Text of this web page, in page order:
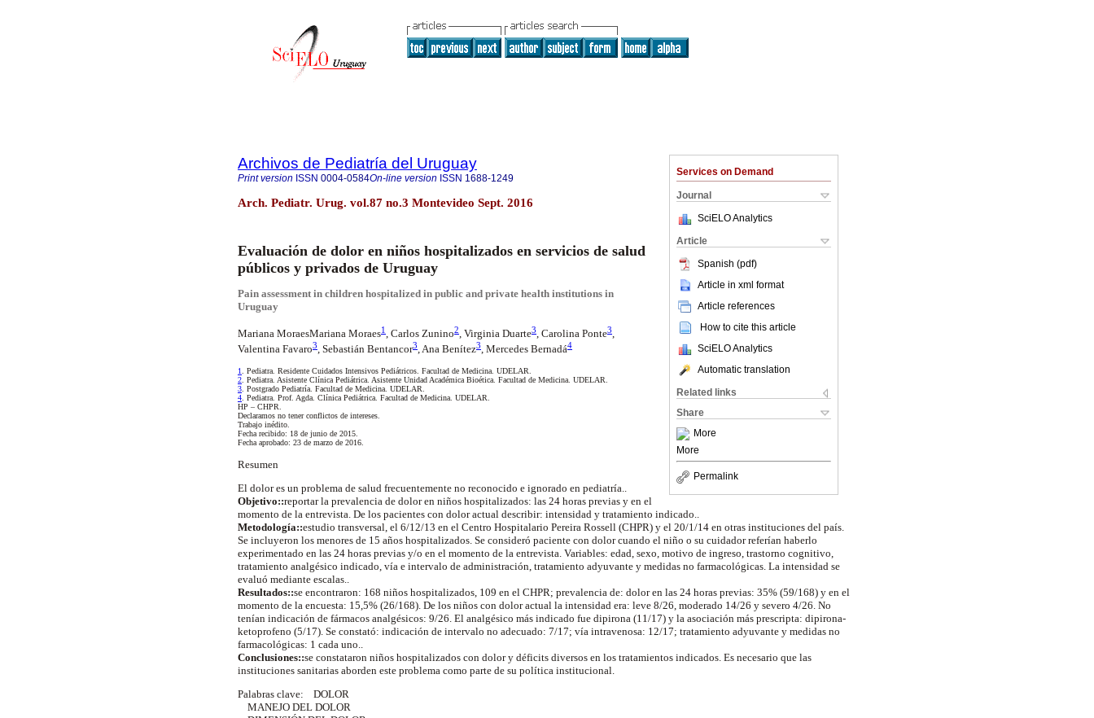
Services on Demand
Journal
SciELO Analytics
Article
Spanish (pdf)
Article in xml format
Article references
How to cite this article
SciELO Analytics
Automatic translation
Related links
Share
More
More
Permalink
Archivos de Pediatría del Uruguay
Print version ISSN 0004-0584On-line version ISSN 1688-1249
Arch. Pediatr. Urug. vol.87 no.3 Montevideo Sept. 2016
Evaluación de dolor en niños hospitalizados en servicios de salud
públicos y privados de Uruguay
Pain assessment in children hospitalized in public and private health institutions in
Uruguay
Mariana MoraesMariana Moraes1 , Carlos Zunino2 , Virginia Duarte3 , Carolina Ponte3
Valentina Favaro3, Sebastián Bentancor3, Ana Benítez3, Mercedes Bernadá4
1. Pediatra. Residente Cuidados Intensivos Pediátricos. Facultad de Medicina. UDELAR.
2. Pediatra. Asistente Clínica Pediátrica. Asistente Unidad Académica Bioética. Facultad de Medicina. UDELAR.
3. Postgrado Pediatría. Facultad de Medicina. UDELAR.
4. Pediatra. Prof. Agda. Clínica Pediátrica. Facultad de Medicina. UDELAR.
HP – CHPR.
Declaramos no tener conflictos de intereses.
Trabajo inédito.
Fecha recibido: 18 de junio de 2015.
Fecha aprobado: 23 de marzo de 2016.
Resumen
El dolor es un problema de salud frecuentemente no reconocido e ignorado en pediatría..
Objetivo::reportar la prevalencia de dolor en niños hospitalizados: las 24 horas previas y en el
momento de la entrevista. De los pacientes con dolor actual describir: intensidad y tratamiento indicado..
Metodología::estudio transversal, el 6/12/13 en el Centro Hospitalario Pereira Rossell (CHPR) y el 20/1/14 en otras instituciones del país.
Se incluyeron los menores de 15 años hospitalizados. Se consideró paciente con dolor cuando el niño o su cuidador referían haberlo
experimentado en las 24 horas previas y/o en el momento de la entrevista. Variables: edad, sexo, motivo de ingreso, trastorno cognitivo,
tratamiento analgésico indicado, vía e intervalo de administración, tratamiento adyuvante y medidas no farmacológicas. La intensidad se
evaluó mediante escalas..
Resultados::se encontraron: 168 niños hospitalizados, 109 en el CHPR; prevalencia de: dolor en las 24 horas previas: 35% (59/168) y en el
momento de la encuesta: 15,5% (26/168). De los niños con dolor actual la intensidad era: leve 8/26, moderado 14/26 y severo 4/26. No
tenían indicación de fármacos analgésicos: 9/26. El analgésico más indicado fue dipirona (11/17) y la asociación más prescripta: dipirona-
ketoprofeno (5/17). Se constató: indicación de intervalo no adecuado: 7/17; vía intravenosa: 12/17; tratamiento adyuvante y medidas no
farmacológicas: 1 cada uno..
Conclusiones::se constataron niños hospitalizados con dolor y déficits diversos en los tratamientos indicados. Es necesario que las
instituciones sanitarias aborden este problema como parte de su política institucional.
Palabras clave: DOLOR
MANEJO DEL DOLOR